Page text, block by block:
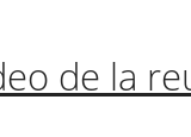
de la